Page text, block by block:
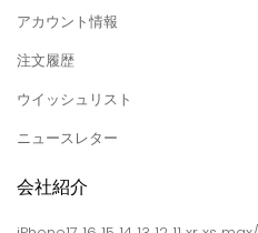
アカウント情報
注文履歴
ウイッシュリスト
ニュースレター
会社紹介